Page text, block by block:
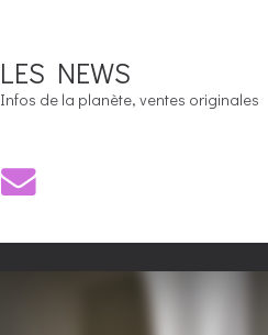
LES NEWS
Infos de la planète, ventes originales